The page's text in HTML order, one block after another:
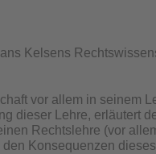
Kelsens
vor allem in seinem
dieser Lehre, erläutert
Rechtslehre (vor
Konsequenzen